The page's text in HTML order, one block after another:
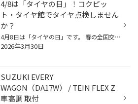
4/8は「タイヤの日」！コクピッ
ト・タイヤ館でタイヤ点検しません
か？
4月8日は「タイヤの日」です。 春の全国交通安全運動の実施月である4月と、輪（タイヤ）のイメージで8の語呂合わせで 一般社団法人日本自動車タイヤ協会（JATMA）が定めた記念日です。 こちらのタイヤの日に合わせて、コクピット・タイヤ館では『タイヤ点検・空気の補充強化』を行います！ 【どうし...
2026年3月30日
SUZUKI EVERY
WAGON（DA17W） / TEIN FLEX Z
車高調 取付